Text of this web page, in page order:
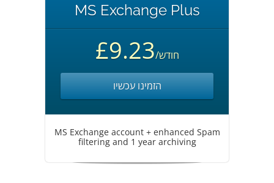
MS Exchange Plus
£9.23 /חודש
הזמינו עכשיו
MS Exchange account + enhanced Spam
filtering and 1 year archiving